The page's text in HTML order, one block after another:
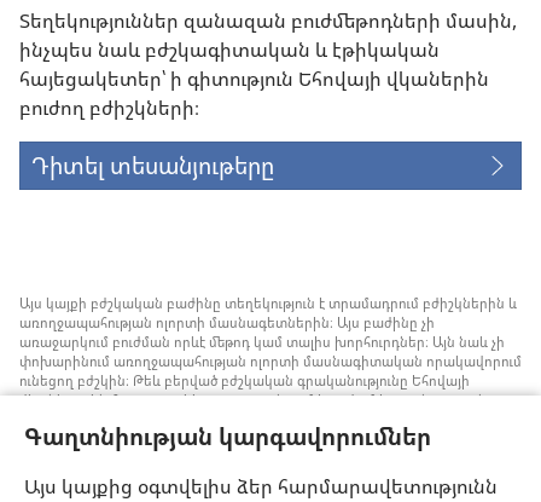
Գաղտնիության կարգավորումներ
Այս կայքից օգտվելիս ձեր հարմարավետությունն
Տեղեկություններ զանազան բուժմեթոդների մասին,
ինչպես նաև բժշկագիտական և էթիկական
հայեցակետեր՝ ի գիտություն Եհովայի վկաներին
բուժող բժիշկների։
Դիտել տեսանյութերը
Այս կայքի բժշկական բաժինը տեղեկություն է տրամադրում բժիշկներին և
առողջապահության ոլորտի մասնագետներին։ Այս բաժինը չի
առաջարկում բուժման որևէ մեթոդ կամ տալիս խորհուրդներ։ Այն նաև չի
փոխարինում առողջապահության ոլորտի մասնագիտական որակավորում
ունեցող բժշկին։ Թեև բերված բժշկական գրականությունը Եհովայի
վկաները չեն հրատարակել, բայց դրանցում խոսվում է առանց արյան
Յուրաքանչյուր մասնագետի պատասխանատվություն է իրազեկ լինել
քննարկել բուժման մեթոդները և օգնել նրանց որոշում կայացնելու՝ հաշվի
առնելով հիվանդի առողջական վիճակը, ցանկությունը, արժեքներն ու